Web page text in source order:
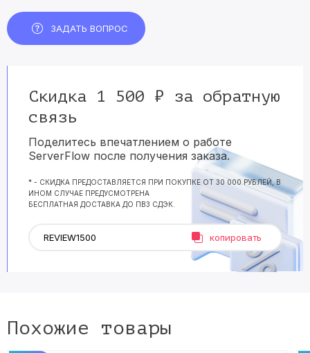
ЗАДАТЬ ВОПРОС
Скидка 1 500 ₽ за обратную
связь
Поделитесь впечатлением о работе
ServerFlow после получения заказа.
* - СКИДКА ПРЕДОСТАВЛЯЕТСЯ ПРИ ПОКУПКЕ ОТ 30 000 РУБЛЕЙ, В
ИНОМ СЛУЧАЕ ПРЕДУСМОТРЕНА
БЕСПЛАТНАЯ ДОСТАВКА ДО ПВЗ СДЭК.
копировать
Похожие товары